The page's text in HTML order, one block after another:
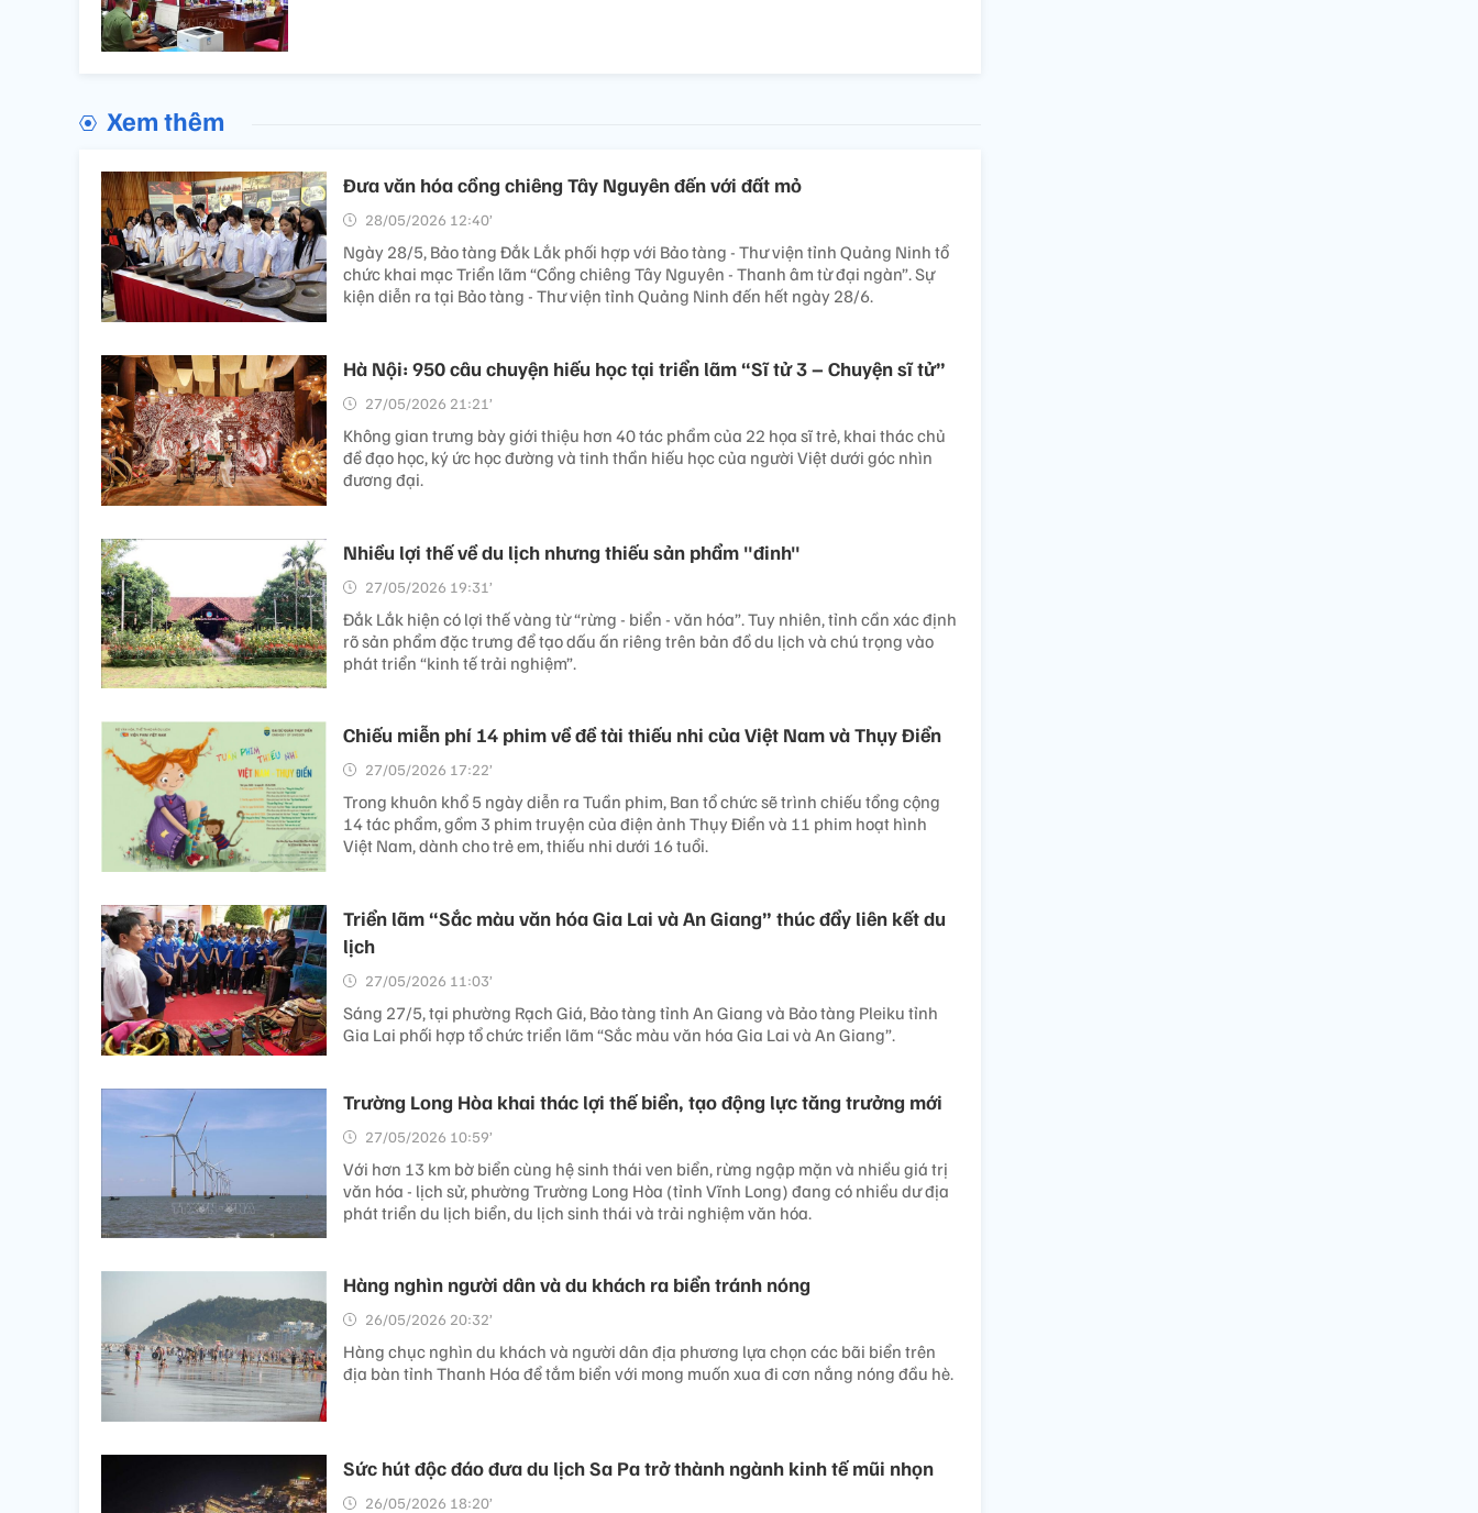
Xem thêm
Đưa văn hóa cồng chiêng Tây Nguyên đến với đất mỏ
28/05/2026 12:40’
Ngày 28/5, Bảo tàng Đắk Lắk phối hợp với Bảo tàng - Thư viện tỉnh Quảng Ninh tổ
chức khai mạc Triển lãm “Cồng chiêng Tây Nguyên - Thanh âm từ đại ngàn”. Sự
kiện diễn ra tại Bảo tàng - Thư viện tỉnh Quảng Ninh đến hết ngày 28/6.
Hà Nội: 950 câu chuyện hiếu học tại triển lãm “Sĩ tử 3 – Chuyện sĩ tử”
27/05/2026 21:21’
Không gian trưng bày giới thiệu hơn 40 tác phẩm của 22 họa sĩ trẻ, khai thác chủ
đề đạo học, ký ức học đường và tinh thần hiếu học của người Việt dưới góc nhìn
đương đại.
Nhiều lợi thế về du lịch nhưng thiếu sản phẩm "đinh"
27/05/2026 19:31’
Đắk Lắk hiện có lợi thế vàng từ “rừng - biển - văn hóa”. Tuy nhiên, tỉnh cần xác định
rõ sản phẩm đặc trưng để tạo dấu ấn riêng trên bản đồ du lịch và chú trọng vào
phát triển “kinh tế trải nghiệm”.
Chiếu miễn phí 14 phim về đề tài thiếu nhi của Việt Nam và Thụy Điển
27/05/2026 17:22’
Trong khuôn khổ 5 ngày diễn ra Tuần phim, Ban tổ chức sẽ trình chiếu tổng cộng
14 tác phẩm, gồm 3 phim truyện của điện ảnh Thụy Điển và 11 phim hoạt hình
Việt Nam, dành cho trẻ em, thiếu nhi dưới 16 tuổi.
Triển lãm “Sắc màu văn hóa Gia Lai và An Giang” thúc đẩy liên kết du
lịch
27/05/2026 11:03’
Sáng 27/5, tại phường Rạch Giá, Bảo tàng tỉnh An Giang và Bảo tàng Pleiku tỉnh
Gia Lai phối hợp tổ chức triển lãm “Sắc màu văn hóa Gia Lai và An Giang”.
Trường Long Hòa khai thác lợi thế biển, tạo động lực tăng trưởng mới
27/05/2026 10:59’
Với hơn 13 km bờ biển cùng hệ sinh thái ven biển, rừng ngập mặn và nhiều giá trị
văn hóa - lịch sử, phường Trường Long Hòa (tỉnh Vĩnh Long) đang có nhiều dư địa
phát triển du lịch biển, du lịch sinh thái và trải nghiệm văn hóa.
Hàng nghìn người dân và du khách ra biển tránh nóng
26/05/2026 20:32’
Hàng chục nghìn du khách và người dân địa phương lựa chọn các bãi biển trên
địa bàn tỉnh Thanh Hóa để tắm biển với mong muốn xua đi cơn nắng nóng đầu hè.
Sức hút độc đáo đưa du lịch Sa Pa trở thành ngành kinh tế mũi nhọn
26/05/2026 18:20’